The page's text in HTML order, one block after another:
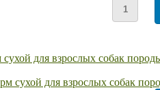
для взрослых собак